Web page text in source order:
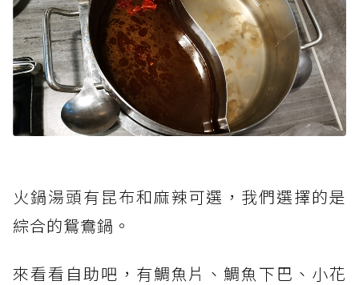
火鍋湯頭有昆布和麻辣可選，我們選擇的是
綜合的鴛鴦鍋。
來看看自助吧，有鯛魚片、鯛魚下巴、小花